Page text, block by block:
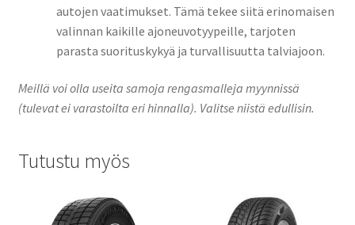
autojen vaatimukset. Tämä tekee siitä erinomaisen
valinnan kaikille ajoneuvotyypeille, tarjoten
parasta suorituskykyä ja turvallisuutta talviajoon.
Meillä voi olla useita samoja rengasmalleja myynnissä
(tulevat ei varastoilta eri hinnalla). Valitse niistä edullisin.
Tutustu myös